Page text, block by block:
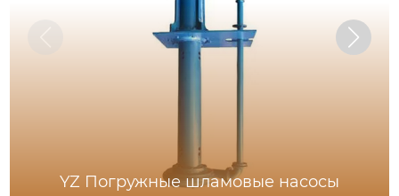
YZ Погружные шламовые насосы